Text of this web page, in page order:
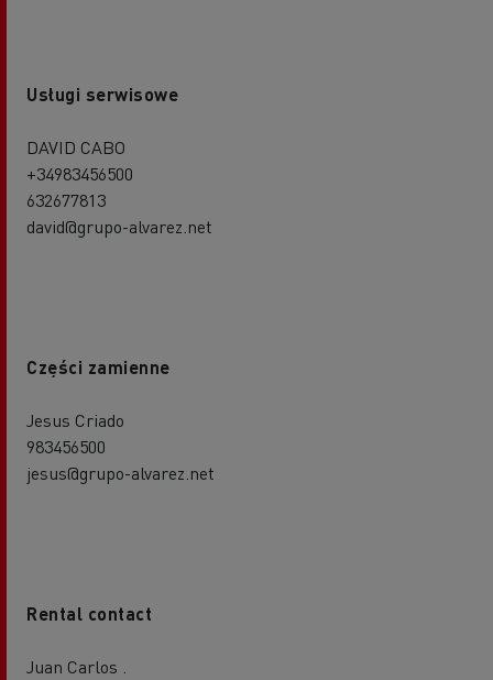
Usługi serwisowe
DAVID CABO
+34983456500
632677813
david@grupo-alvarez.net
Części zamienne
Jesus Criado
983456500
jesus@grupo-alvarez.net
Rental contact
Juan Carlos .